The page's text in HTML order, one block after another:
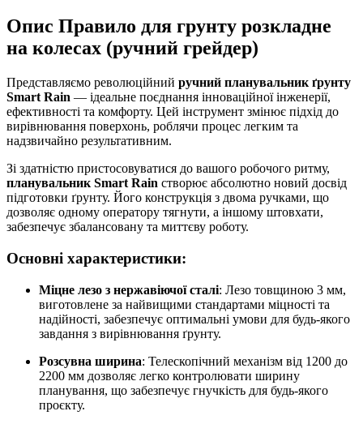
Опис Правило для грунту розкладне
на колесах (ручний грейдер)
Представляємо революційний ручний планувальник ґрунту
Smart Rain — ідеальне поєднання інноваційної інженерії,
ефективності та комфорту. Цей інструмент змінює підхід до
вирівнювання поверхонь, роблячи процес легким та
надзвичайно результативним.
Зі здатністю пристосовуватися до вашого робочого ритму,
планувальник Smart Rain створює абсолютно новий досвід
підготовки ґрунту. Його конструкція з двома ручками, що
дозволяє одному оператору тягнути, а іншому штовхати,
забезпечує збалансовану та миттєву роботу.
Основні характеристики:
Міцне лезо з нержавіючої сталі: Лезо товщиною 3 мм,
виготовлене за найвищими стандартами міцності та
надійності, забезпечує оптимальні умови для будь-якого
завдання з вирівнювання ґрунту.
Розсувна ширина: Телескопічний механізм від 1200 до
2200 мм дозволяє легко контролювати ширину
планування, що забезпечує гнучкість для будь-якого
проєкту.